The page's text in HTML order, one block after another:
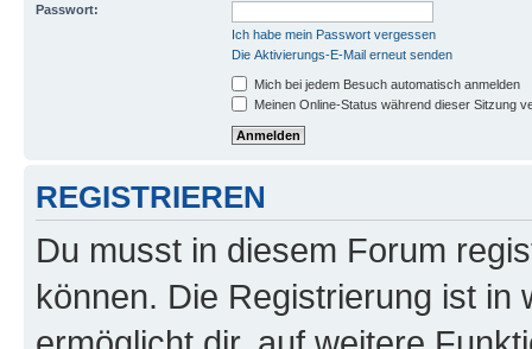
Passwort:
Ich habe mein Passwort vergessen
Die Aktivierungs-E-Mail erneut senden
Mich bei jedem Besuch automatisch anmelden
Meinen Online-Status während dieser Sitzung
REGISTRIEREN
Du musst in diesem Forum
können. Die Registrierung ist in